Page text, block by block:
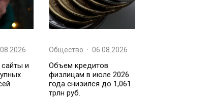
и
Общество · 06.08.2026
Объем кредитов
физлицам в июле 2026
года снизился до 1,061
трлн руб.